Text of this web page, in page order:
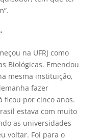
na UFRJ como
Biológicas. Emendou
mesma instituição,
fazer
ficou por cinco anos.
estava com muito
as universidades
voltar. Foi para o